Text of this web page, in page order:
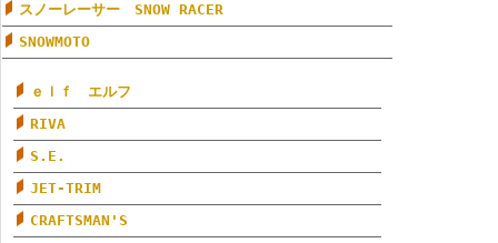
スノーレーサー SNOW RACER
SNOWMOTO
ｅｌｆ エルフ
RIVA
S.E.
JET-TRIM
CRAFTSMAN'S